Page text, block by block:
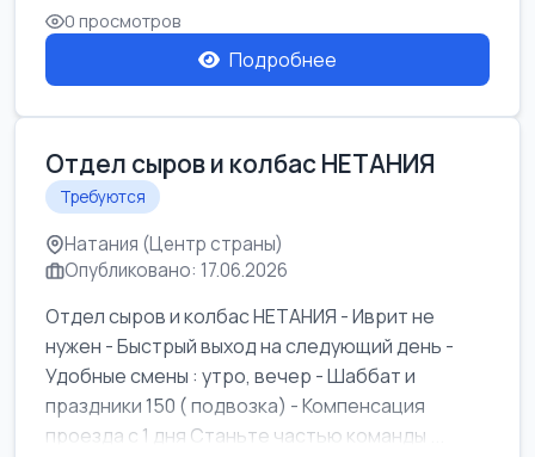
0 просмотров
Подробнее
Отдел сыров и колбас НЕТАНИЯ
Требуются
Натания (Центр страны)
Опубликовано: 17.06.2026
Отдел сыров и колбас НЕТАНИЯ - Иврит не
нужен - Быстрый выход на следующий день -
Удобные смены : утро, вечер - Шаббат и
праздники 150 ( подвозка) - Компенсация
проезда с 1 дня Станьте частью команды ...